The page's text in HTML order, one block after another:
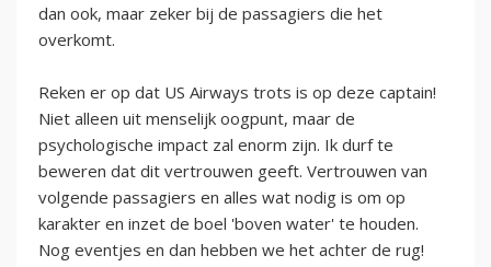
dan ook, maar zeker bij de passagiers die het
overkomt.
Reken er op dat US Airways trots is op deze captain!
Niet alleen uit menselijk oogpunt, maar de
psychologische impact zal enorm zijn. Ik durf te
beweren dat dit vertrouwen geeft. Vertrouwen van
volgende passagiers en alles wat nodig is om op
karakter en inzet de boel 'boven water' te houden.
Nog eventjes en dan hebben we het achter de rug!